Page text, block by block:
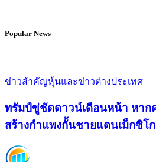
Popular News
ข่าวสำคัญหุ้นและข่าวต่างประเทศ
ทรัมป์ขู่ชัตดาวน์เดือนหน้า หาก
สร้างกำแพงกั้นชายแดนเม็กซิโก